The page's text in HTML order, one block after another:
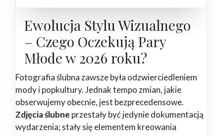
Ewolucja Stylu Wizualnego
– Czego Oczekują Pary
Młode w 2026 roku?
Fotografia ślubna zawsze była odzwierciedleniem
mody i popkultury. Jednak tempo zmian, jakie
obserwujemy obecnie, jest bezprecedensowe.
Zdjęcia ślubne przestały być jedynie dokumentacją
wydarzenia; stały się elementem kreowania